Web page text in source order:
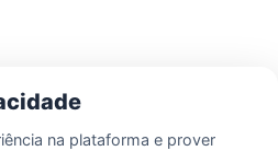
na plataforma e prover